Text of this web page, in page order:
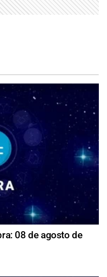
08 de agosto de